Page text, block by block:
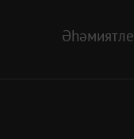
Әһәмиятле